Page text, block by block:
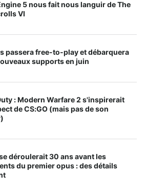
5 nous fait nous languir de The
VI
passera free-to-play et débarquera
supports en juin
: Modern Warfare 2 s'inspirerait
de CS:GO (mais pas de son
déroulerait 30 ans avant les
du premier opus : des détails